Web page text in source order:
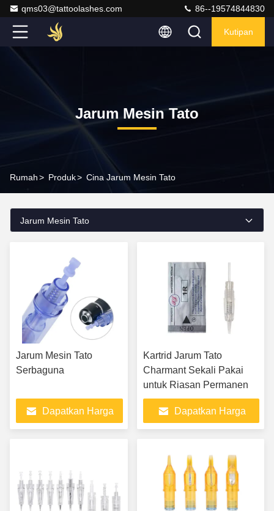
qms03@tattoolashes.com 86--19574844830
Kutipan
Jarum Mesin Tato
Rumah> Produk> Cina Jarum Mesin Tato
Jarum Mesin Tato
Jarum Mesin Tato
Serbaguna
Dapatkan Harga
Kartrid Jarum Tato
Charmant Sekali Pakai
untuk Riasan Permanen
Dapatkan Harga